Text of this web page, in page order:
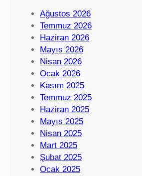
Ağustos 2026
Temmuz 2026
Haziran 2026
Mayıs 2026
Nisan 2026
Ocak 2026
Kasım 2025
Temmuz 2025
Haziran 2025
Mayıs 2025
Nisan 2025
Mart 2025
Şubat 2025
Ocak 2025